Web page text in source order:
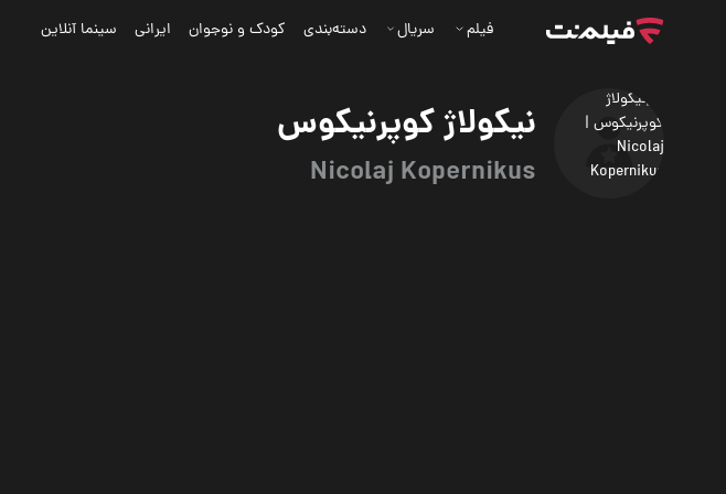
نیکولاژ کوپرنیکوس
Nicolaj Kopernikus
فیلم سریال دسته‌بندی کودک و نوجوان ایرانی سینما آنلاین